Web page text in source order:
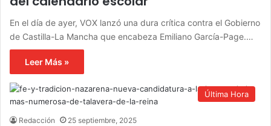
En el día de ayer, VOX lanzó una dura crítica contra el Gobierno
de Castilla-La Mancha que encabeza Emiliano García-Page.…
Leer Más »
Última Hora
Redacción 25 septiembre, 2025